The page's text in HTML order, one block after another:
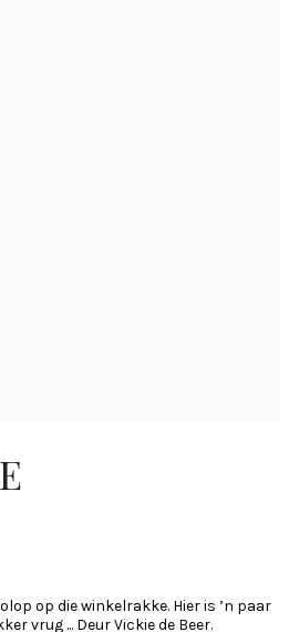
op die winkelrakke. Hier is ’n paar
vrug ... Deur Vickie de Beer.